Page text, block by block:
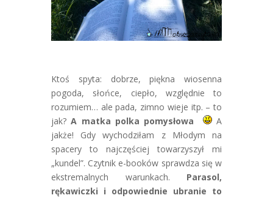
Ktoś spyta: dobrze, piękna wiosenna
pogoda, słońce, ciepło, względnie to
rozumiem… ale pada, zimno wieje itp. – to
jak?A matka polka pomysłowa
A
jakże! Gdy wychodziłam z Młodym na
spacery to najczęściej towarzyszył mi
„kundel”. Czytnik e-booków sprawdza się w
ekstremalnych warunkach. Parasol,
rękawiczki i odpowiednie ubranie to